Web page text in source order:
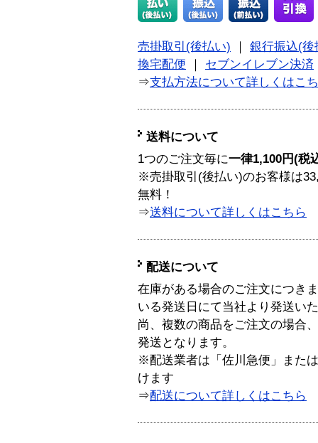
売掛取引(後払い)
銀行振込(後
換宅配便
セブンイレブン決済
⇒支払方法について詳しくはこ
送料について
1つのご注文毎に一律1,100円(税
※売掛取引(後払い)のお客様は
無料！
⇒送料について詳しくはこちら
配送について
在庫がある場合のご注文につき
いる発送日にて当社より発送い
尚、複数の商品をご注文の場合
発送となります。
※配送業者は「佐川急便」また
けます
⇒配送について詳しくはこちら